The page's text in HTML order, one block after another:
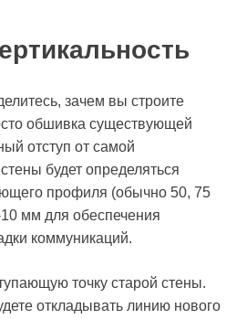
зачем вы строите
обшивка существующей
отступ от самой
будет определяться
профиля (обычно 50, 75
мм для обеспечения
коммуникаций.
точку старой стены.
откладывать линию нового